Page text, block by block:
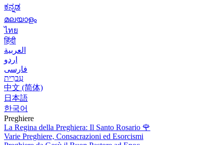
ಕನ್ನಡ
മലയാളം
ไทย
हिंदी
العربية
اردو
فارسی
עִברִית
中文 (简体)
日本語
한국어
Preghiere
La Regina della Preghiera: Il Santo Rosario 🌹
Varie Preghiere, Consacrazioni ed Esorcismi